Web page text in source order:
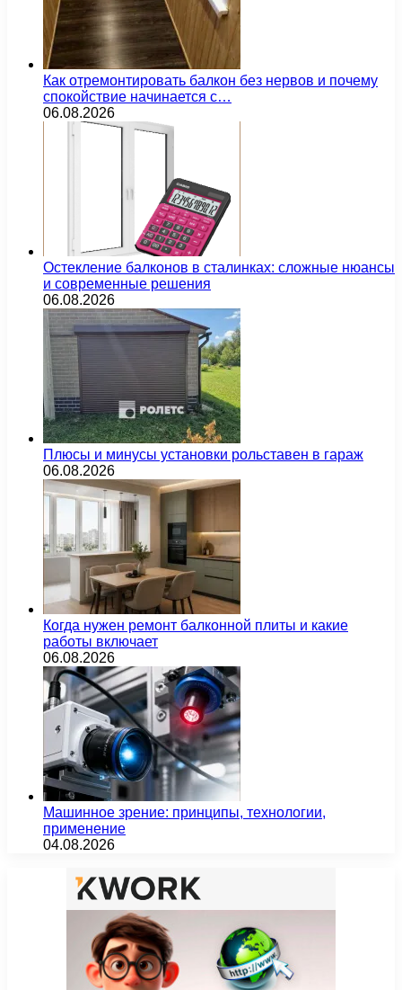
Как отремонтировать балкон без нервов и почему
спокойствие начинается с…
06.08.2026
Остекление балконов в сталинках: сложные нюансы
и современные решения
06.08.2026
Плюсы и минусы установки рольставен в гараж
06.08.2026
Когда нужен ремонт балконной плиты и какие
работы включает
06.08.2026
Машинное зрение: принципы, технологии,
применение
04.08.2026